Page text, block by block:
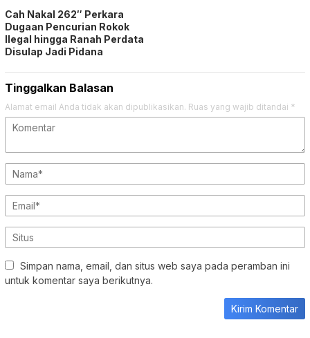
Cah Nakal 262″ Perkara
Dugaan Pencurian Rokok
Ilegal hingga Ranah Perdata
Disulap Jadi Pidana
Tinggalkan Balasan
Alamat email Anda tidak akan dipublikasikan. Ruas yang wajib ditandai *
Simpan nama, email, dan situs web saya pada peramban ini
untuk komentar saya berikutnya.